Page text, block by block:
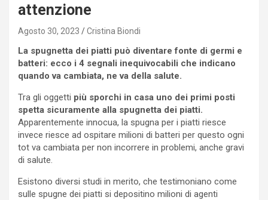
attenzione
Agosto 30, 2023 Cristina Biondi
La spugnetta dei piatti può diventare fonte di germi e
batteri: ecco i 4 segnali inequivocabili che indicano
quando va cambiata, ne va della salute.
Tra gli oggetti più sporchi in casa uno dei primi posti
spetta sicuramente alla spugnetta dei piatti.
Apparentemente innocua, la spugna per i piatti riesce
invece riesce ad ospitare milioni di batteri per questo ogni
tot va cambiata per non incorrere in problemi, anche gravi
di salute.
Esistono diversi studi in merito, che testimoniano come
sulle spugne dei piatti si depositino milioni di agenti